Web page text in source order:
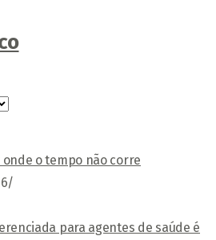
onde o tempo não corre
/
para agentes de saúde é